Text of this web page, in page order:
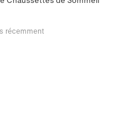
récemment